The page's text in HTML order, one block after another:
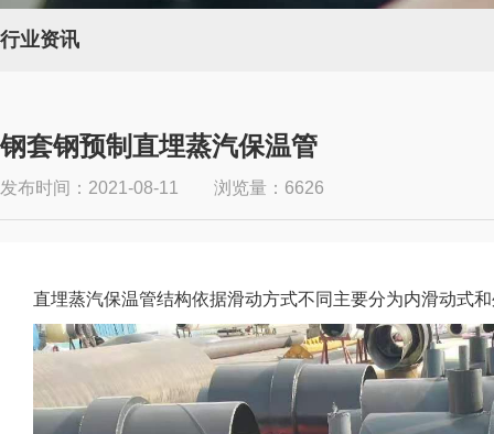
行业资讯
钢套钢预制直埋蒸汽保温管
发布时间：2021-08-11 浏览量：6626
直埋蒸汽保温管结构依据滑动方式不同主要分为内滑动式